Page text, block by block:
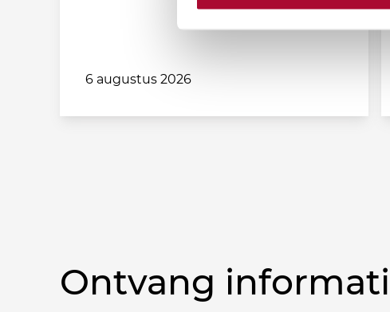
6 augustus 2026
Ontvang